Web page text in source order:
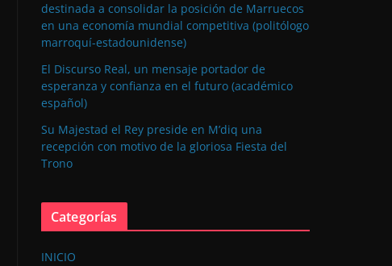
destinada a consolidar la posición de Marruecos
en una economía mundial competitiva (politólogo
marroquí-estadounidense)
El Discurso Real, un mensaje portador de
esperanza y confianza en el futuro (académico
español)
Su Majestad el Rey preside en M’diq una
recepción con motivo de la gloriosa Fiesta del
Trono
Categorías
INICIO